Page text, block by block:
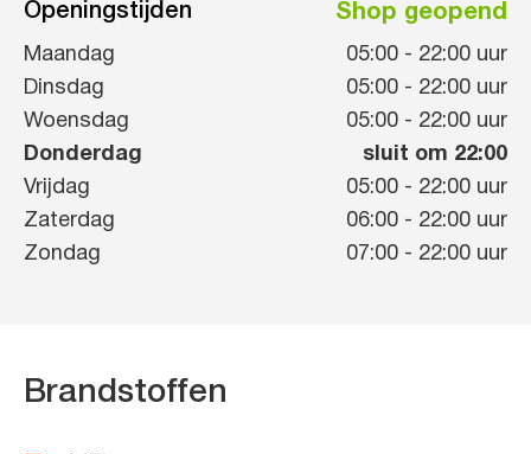
Openingstijden Shop geopend
Maandag 05:00 - 22:00 uur
Dinsdag
05:00 - 22:00 uur
Woensdag
05:00 - 22:00 uur
Donderdag
sluit om 22:00
Vrijdag
05:00 - 22:00 uur
Zaterdag
06:00 - 22:00 uur
Zondag
07:00 - 22:00 uur
Brandstoffen